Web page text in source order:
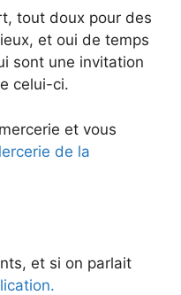
tout doux pour des
et oui de temps
sont une invitation
celui-ci.
et vous
de la
et si on parlait